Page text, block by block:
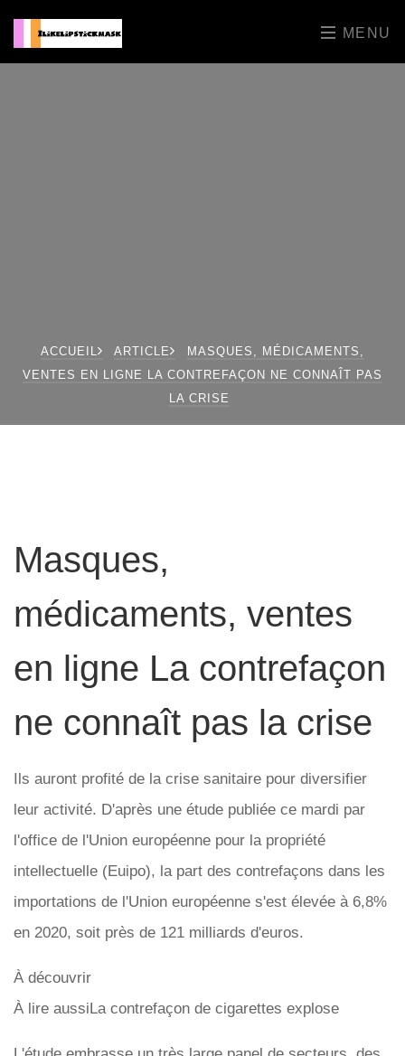
MENU
ACCUEIL ARTICLE
MASQUES, MÉDICAMENTS,
VENTES EN LIGNE LA CONTREFAÇON NE CONNAÎT PAS
LA CRISE
Masques,
médicaments, ventes
en ligne La contrefaçon
ne connaît pas la crise
Ils auront profité de la crise sanitaire pour diversifier
leur activité. D'après une étude publiée ce mardi par
l'office de l'Union européenne pour la propriété
intellectuelle (Euipo), la part des contrefaçons dans les
importations de l'Union européenne s'est élevée à 6,8%
en 2020, soit près de 121 milliards d'euros.
À découvrir
À lire aussiLa contrefaçon de cigarettes explose